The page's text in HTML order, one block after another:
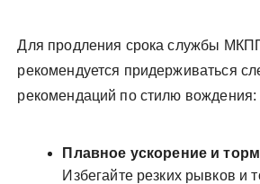
Для продления срока службы
рекомендуется придерживаться
рекомендаций по стилю вождения:
Плавное ускорение и
Избегайте резких рывков и